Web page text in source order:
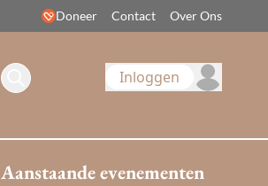
Doneer Contact Over Ons
Inloggen
Aanstaande evenementen